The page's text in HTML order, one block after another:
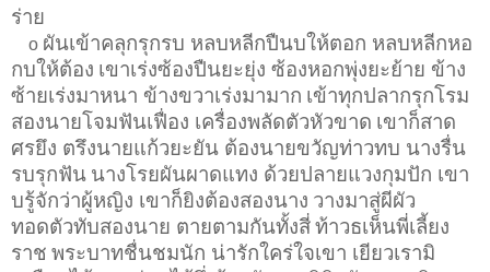
ร่าย
o ผันเข้าคลุกรุกรบ หลบหลีกปืนบให้ตอก หลบหลีกหอ
กบให้ต้อง เขาเร่งซ้องปืนยะยุ่ง ซ้องหอกพุ่งยะย้าย ข้าง
ซ้ายเร่งมาหนา ข้างขวาเร่งมามาก เข้าทุกปลากรุกโรม
สองนายโจมฟันเฟื่อง เครื่องพลัดตัวหัวขาด เขาก็สาด
ศรยึง ตรึงนายแก้วยะยัน ต้องนายขวัญท่าวทบ นางรื่น
รบรุกฟัน นางโรยผันผาดแทง ด้วยปลายแวงกุมปัก เขา
บรู้จักว่าผู้หญิง เขาก็ยิงต้องสองนาง วางมาสู่ผีผัว
ทอดตัวทับสองนาย ตายตามกันทั้งสี่ท้าวธเห็นพี่เลี้ยง
ราช พระบาทชื่นชมนัก น่ารักใคร่ใจเขา เยียวเรามิ